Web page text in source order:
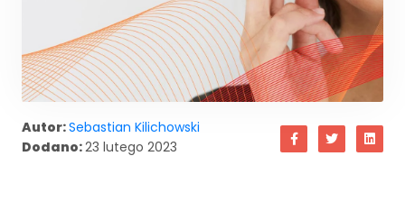
Autor:Sebastian Kilichowski
Dodano:23 lutego 2023